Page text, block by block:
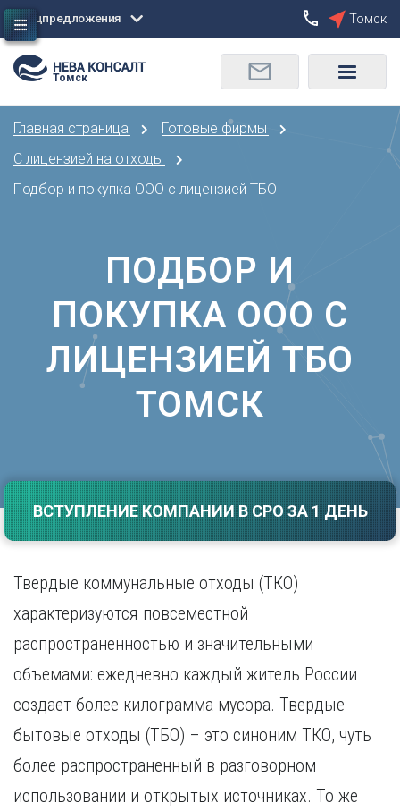
Сбросить
Москва
Санкт-Петербург
Астрахань
Барнаул
Брянск
В
Владивосток
Владикавказ
Екатеринбург
И
Ижевск
Казань
Калининград
Калуга
Киров
Краснодар
Красноярск
О
Орел
П
Р
Ростов-на-Дону
Рязань
С
Самара
Саранск
Саратов
Смоленск
Сочи
Ставрополь
Тамбов
Томск
Тула
У
Улан-Удэ
Ульяновск
Уфа
Спецпредложения Томск
Томск
Главная страница
Готовые фирмы
С лицензией на отходы
Подбор и покупка ООО с лицензией ТБО
ПОДБОР И
ПОКУПКА ООО С
ЛИЦЕНЗИЕЙ ТБО
ТОМСК
ВСТУПЛЕНИЕ КОМПАНИИ В СРО ЗА 1 ДЕНЬ
Твердые коммунальные отходы (ТКО)
характеризуются повсеместной
распространенностью и значительными
объемами: ежедневно каждый житель России
создает более килограмма мусора. Твердые
бытовые отходы (ТБО) – это синоним ТКО, чуть
более распространенный в разговорном
использовании и открытых источниках. То же